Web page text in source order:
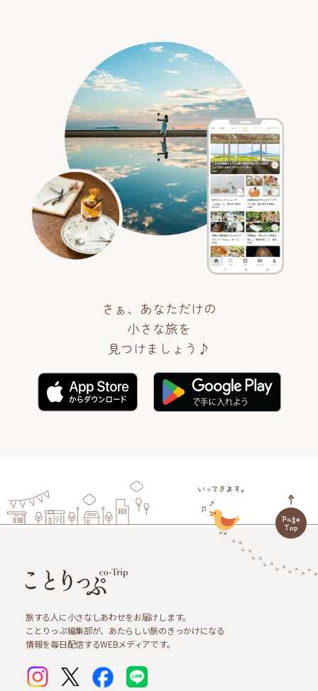
さぁ、あなただけの
小さな旅を
見つけましょう♪
旅する人に小さなしあわせをお届けします。
ことりっぷ編集部が、あたらしい旅のきっかけになる
情報を毎日配信するWEBメディアです。